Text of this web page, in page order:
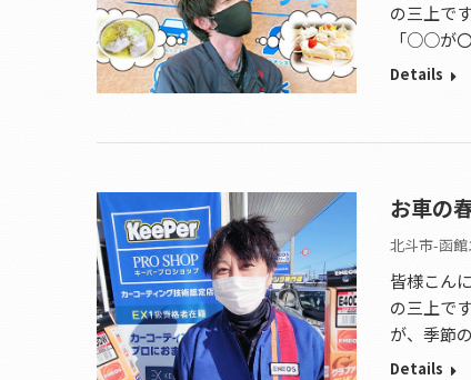
の三上で
「○○が
Details
お車の
北斗市-函
皆様こん
の三上で
が、季節
Details